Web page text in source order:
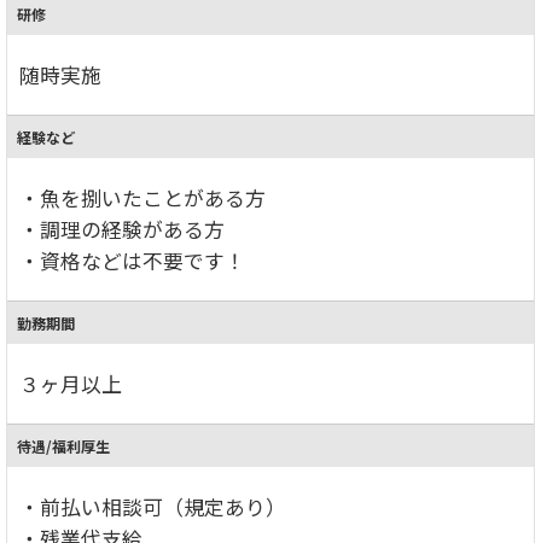
研修
随時実施
経験など
・魚を捌いたことがある方
・調理の経験がある方
・資格などは不要です！
勤務期間
３ヶ月以上
待遇/福利厚生
・前払い相談可（規定あり）